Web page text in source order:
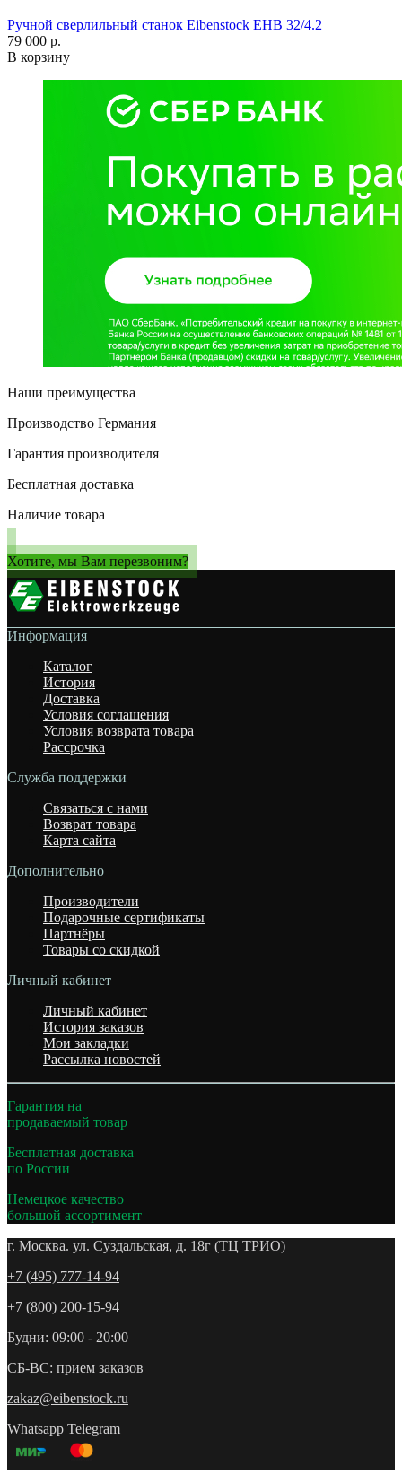
Ручной сверлильный станок Eibenstock EHB 32/4.2
79 000 р.
В корзину
Наши преимущества
Производство Германия
Гарантия производителя
Бесплатная доставка
Наличие товара
Хотите, мы Вам перезвоним?
Информация
Каталог
История
Доставка
Условия соглашения
Условия возврата товара
Рассрочка
Служба поддержки
Связаться с нами
Возврат товара
Карта сайта
Дополнительно
Производители
Подарочные сертификаты
Партнёры
Товары со скидкой
Личный кабинет
Личный кабинет
История заказов
Мои закладки
Рассылка новостей
Гарантия на
продаваемый товар
Бесплатная доставка
по России
Немецкое качество
большой ассортимент
г. Москва. ул. Суздальская, д. 18г (ТЦ ТРИО)
+7 (495) 777-14-94
+7 (800) 200-15-94
Будни: 09:00 - 20:00
СБ-ВС: прием заказов
zakaz@eibenstock.ru
Whatsapp Telegram